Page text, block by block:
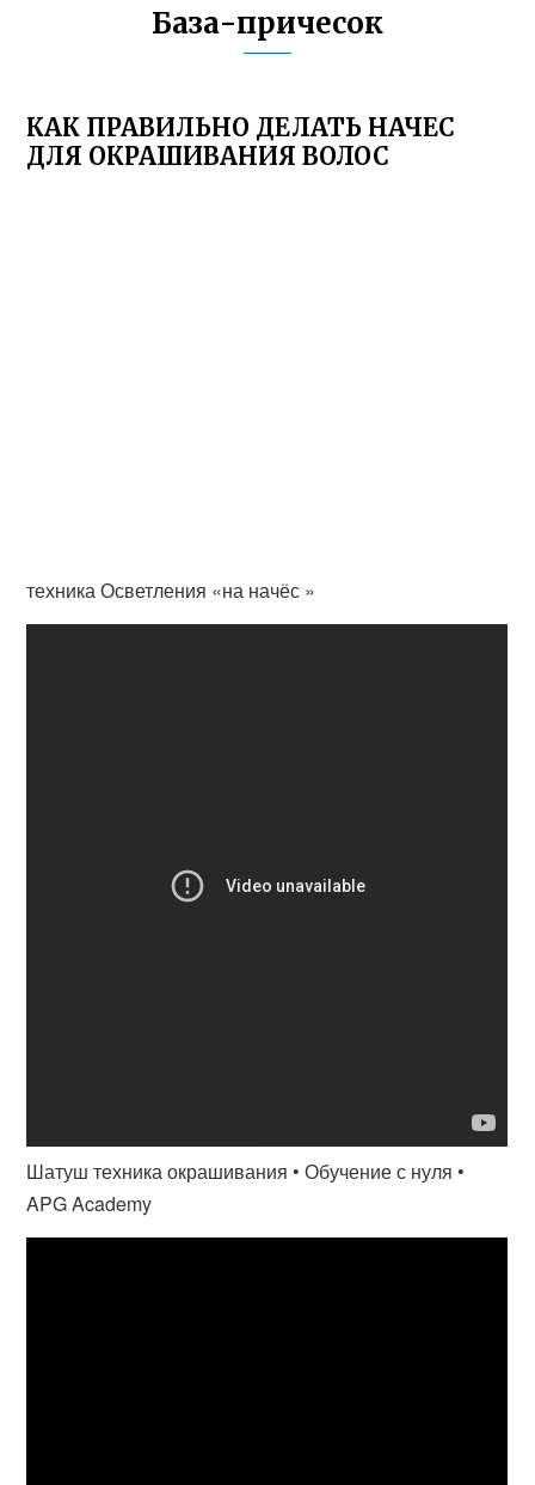
База-причесок
КАК ПРАВИЛЬНО ДЕЛАТЬ НАЧЕС
ДЛЯ ОКРАШИВАНИЯ ВОЛОС
техника Осветления «на начёс »
Шатуш техника окрашивания • Обучение с нуля •
APG Academy